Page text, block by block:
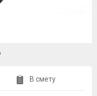
В смету